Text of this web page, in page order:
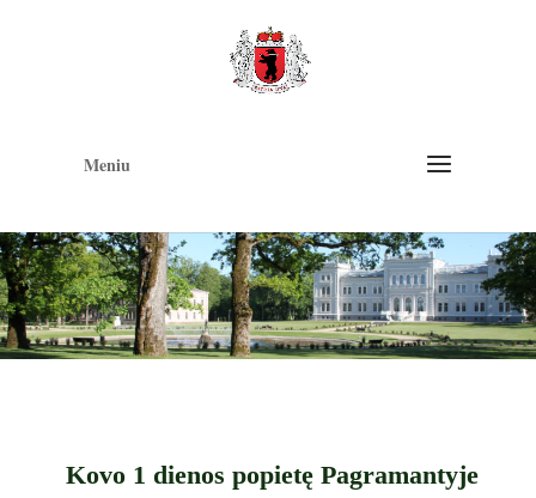
Meniu
Kovo 1 dienos popietę Pagramantyje